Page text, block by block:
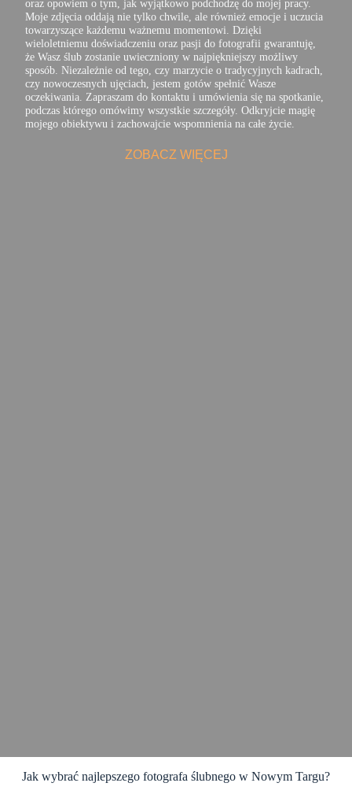
oraz opowiem o tym, jak wyjątkowo podchodzę do mojej pracy.
Moje zdjęcia oddają nie tylko chwile, ale również emocje i uczucia
towarzyszące każdemu ważnemu momentowi. Dzięki
wieloletniemu doświadczeniu oraz pasji do fotografii gwarantuję,
że Wasz ślub zostanie uwieczniony w najpiękniejszy możliwy
sposób. Niezależnie od tego, czy marzycie o tradycyjnych kadrach,
czy nowoczesnych ujęciach, jestem gotów spełnić Wasze
oczekiwania. Zapraszam do kontaktu i umówienia się na spotkanie,
podczas którego omówimy wszystkie szczegóły. Odkryjcie magię
mojego obiektywu i zachowajcie wspomnienia na całe życie.
ZOBACZ WIĘCEJ
Jak wybrać najlepszego fotografa ślubnego w Nowym Targu?